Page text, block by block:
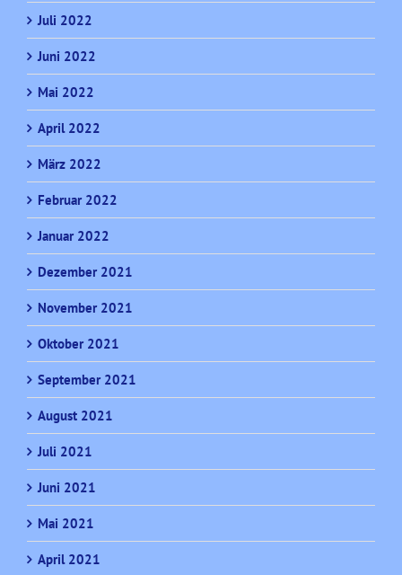
Juli 2022
Juni 2022
Mai 2022
April 2022
März 2022
Februar 2022
Januar 2022
Dezember 2021
November 2021
Oktober 2021
September 2021
August 2021
Juli 2021
Juni 2021
Mai 2021
April 2021